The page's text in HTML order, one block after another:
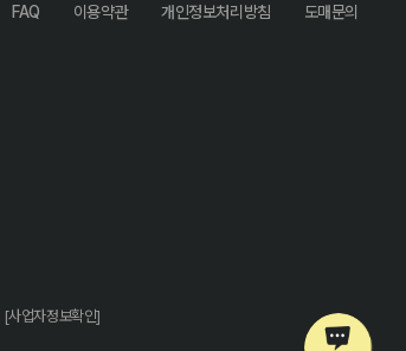
FAQ 이용약관 개인정보처리방침 도매문의
[사업자정보확인]